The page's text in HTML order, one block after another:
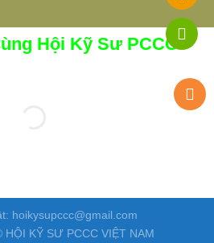
Hội Kỹ Sư PCCC
hoikysupccc@gmail.com
KỸ SƯ PCCC VIỆT NAM